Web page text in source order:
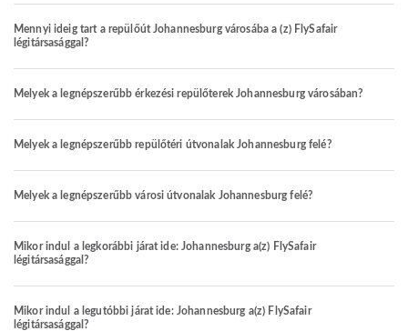
Mennyi ideig tart a repülőút Johannesburg városába a (z) FlySafair
légitársasággal?
Melyek a legnépszerűbb érkezési repülőterek Johannesburg városában?
Melyek a legnépszerűbb repülőtéri útvonalak Johannesburg felé?
Melyek a legnépszerűbb városi útvonalak Johannesburg felé?
Mikor indul a legkorábbi járat ide: Johannesburg a(z) FlySafair
légitársasággal?
Mikor indul a legutóbbi járat ide: Johannesburg a(z) FlySafair
légitársasággal?